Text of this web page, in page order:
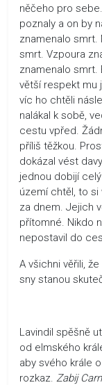
něčeho pro
poznaly a on by
znamenalo smrt.
smrt. Vzpoura
znamenalo smrt.
větší respekt mu
víc ho chtěli
nalákal k sobě,
cestu vpřed.
příliš těžkou.
dokázal vést
jednou dobijí
území chtěl, to
za dnem. Jejich
přítomné. Nikdo
nepostavil do
A všichni věřili,
sny stanou
Lavindil spěšně
od elmského
aby svého krále
rozkaz. Zabij